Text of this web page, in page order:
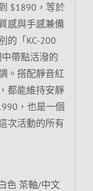
$1890，等於
感與手感兼備
的「KC-200
帶點活潑的
。搭配靜音紅
都能維持安靜
，也是一個
次活動的所有
色 茶軸/中文